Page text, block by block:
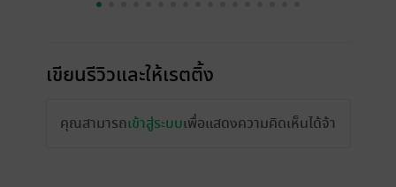
เขียนรีวิวและให้เรตติ้ง
คุณสามารถเข้าสู่ระบบเพื่อแสดงความคิดเห็นได้จ้า